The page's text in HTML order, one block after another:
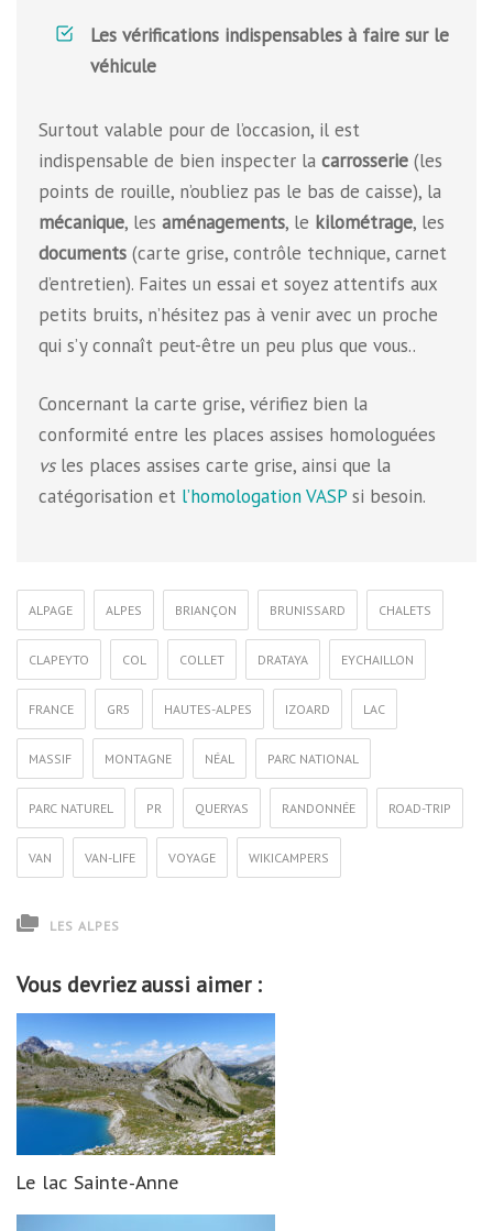
Les vérifications indispensables à faire sur le
véhicule
Surtout valable pour de l’occasion, il est
indispensable de bien inspecter la carrosserie (les
points de rouille, n’oubliez pas le bas de caisse), la
mécanique, les aménagements, le kilométrage, les
documents (carte grise, contrôle technique, carnet
d’entretien). Faites un essai et soyez attentifs aux
petits bruits, n’hésitez pas à venir avec un proche
qui s’y connaît peut-être un peu plus que vous..
Concernant la carte grise, vérifiez bien la
conformité entre les places assises homologuées
vs les places assises carte grise, ainsi que la
catégorisation et l’homologation VASP si besoin.
ALPAGE ALPES BRIANÇON BRUNISSARD CHALETS
CLAPEYTO COL COLLET DRATAYA EYCHAILLON
FRANCE GR5 HAUTES-ALPES IZOARD LAC
MASSIF MONTAGNE NÉAL PARC NATIONAL
PARC NATUREL PR QUERYAS RANDONNÉE ROAD-TRIP
VAN VAN-LIFE VOYAGE WIKICAMPERS
LES ALPES
Vous devriez aussi aimer :
Le lac Sainte-Anne